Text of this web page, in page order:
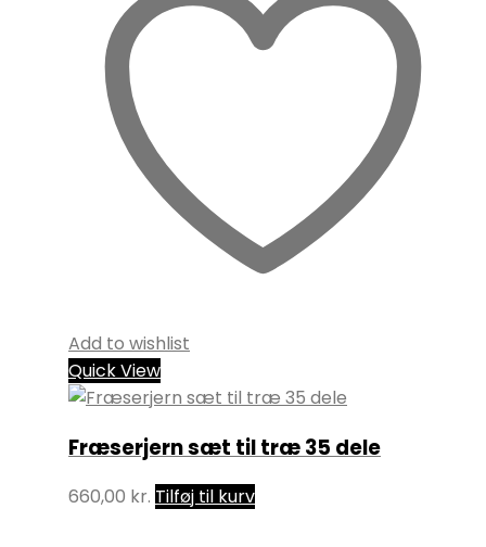
Add to wishlist
Quick View
Fræserjern sæt til træ 35 dele
660,00 kr. Tilføj til kurv